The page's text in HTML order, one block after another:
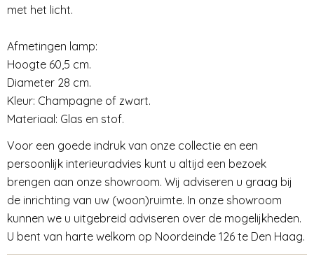
met het licht.
Afmetingen lamp:
Hoogte 60,5 cm.
Diameter 28 cm.
Kleur: Champagne of zwart.
Materiaal: Glas en stof.
Voor een goede indruk van onze collectie en een
persoonlijk interieuradvies kunt u altijd een bezoek
brengen aan onze showroom. Wij adviseren u graag bij
de inrichting van uw (woon)ruimte. In onze showroom
kunnen we u uitgebreid adviseren over de mogelijkheden.
U bent van harte welkom op Noordeinde 126 te Den Haag.